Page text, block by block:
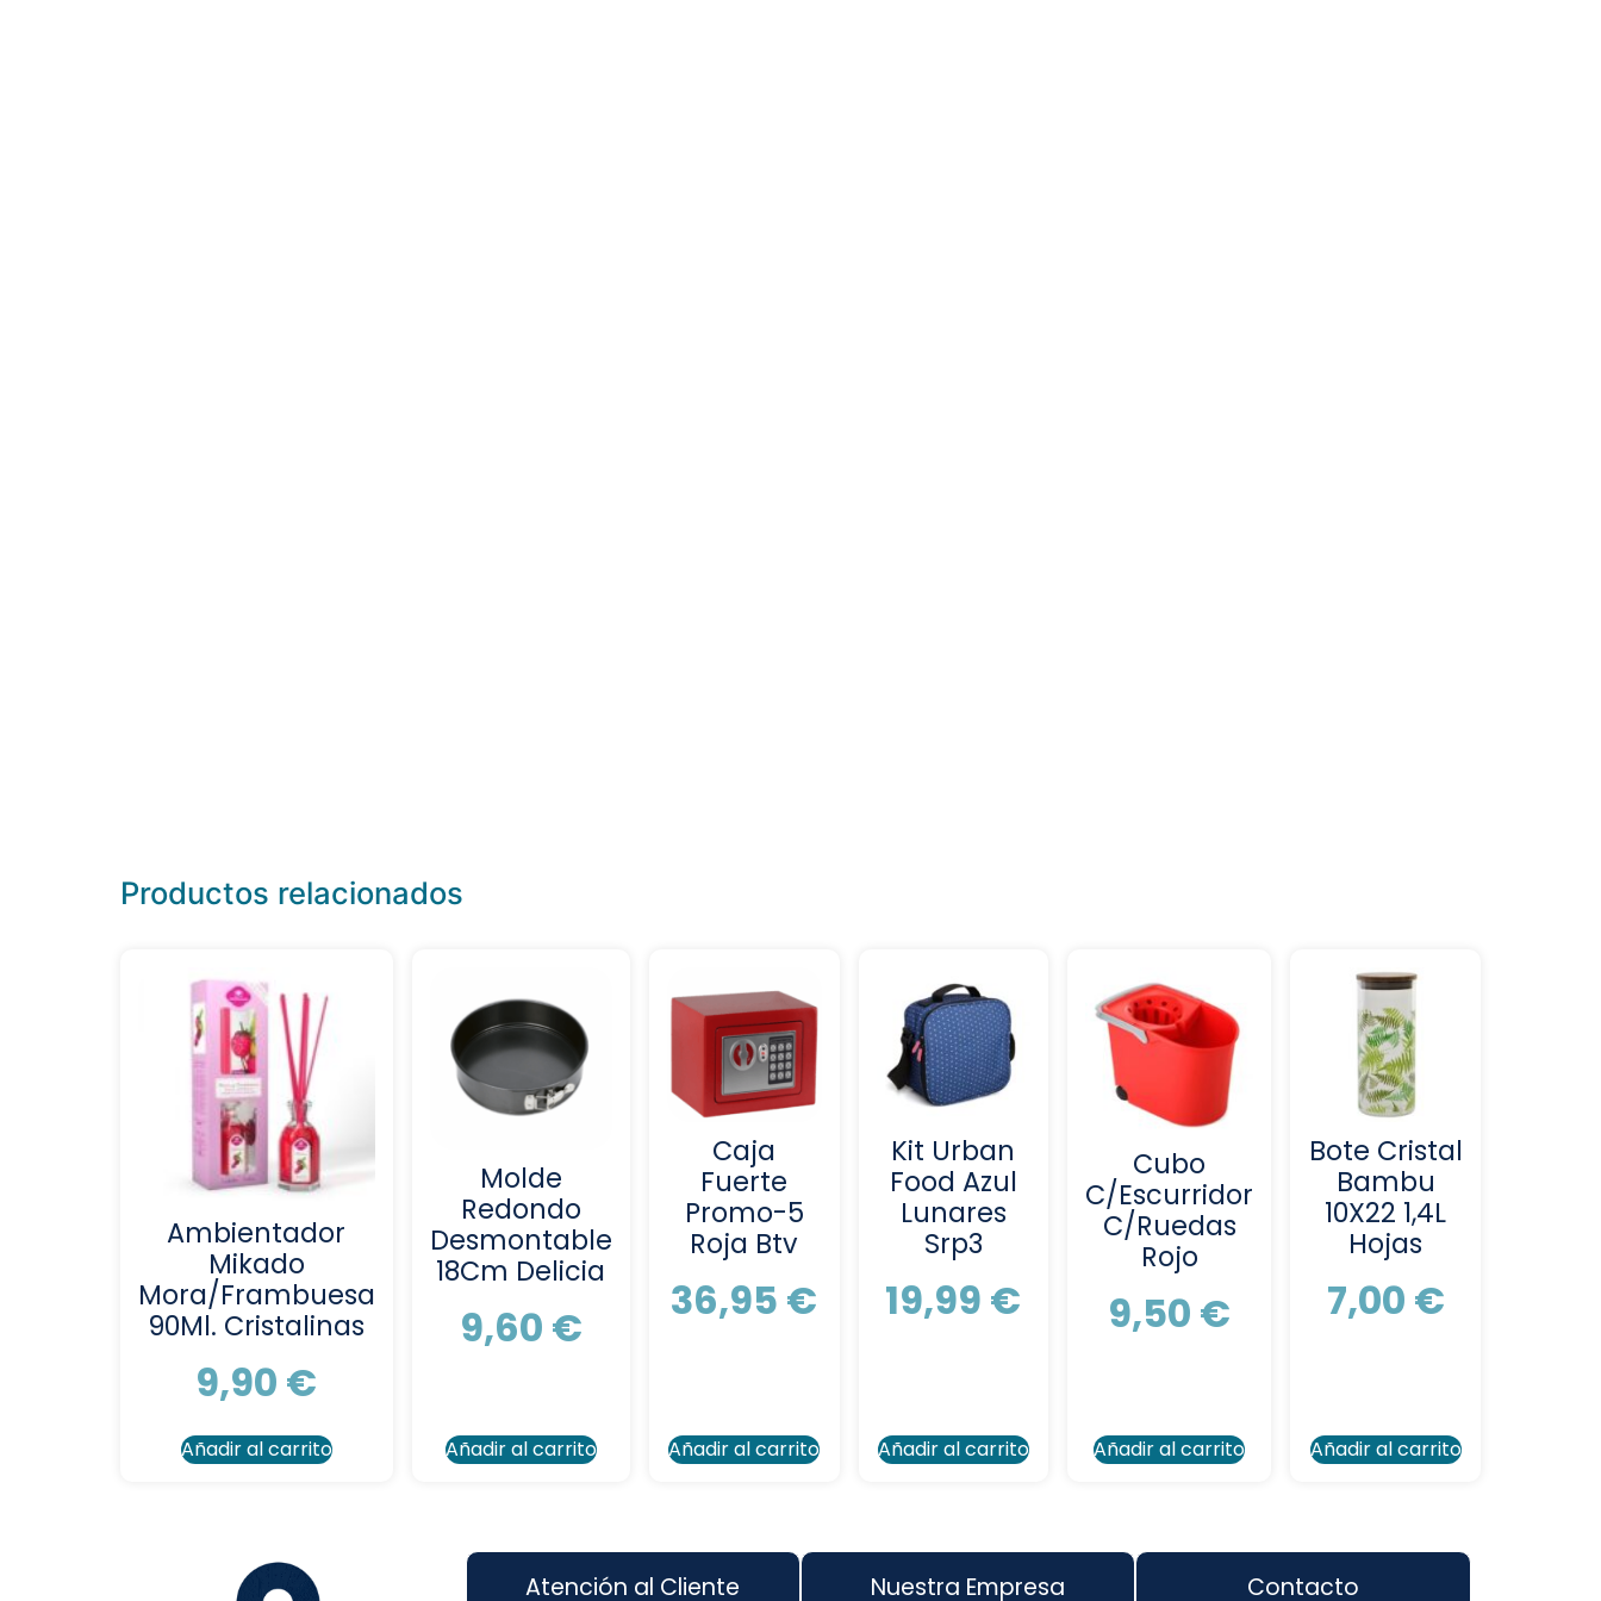
Productos relacionados
Ambientador
Mikado
Mora/Frambuesa
90Ml. Cristalinas
9,90 €
Añadir al carrito
Molde
Redondo
Desmontable
18Cm Delicia
9,60 €
Añadir al carrito
Caja
Fuerte
Promo-5
Roja Btv
36,95 €
Añadir al carrito
Kit Urban
Food Azul
Lunares
Srp3
19,99 €
Añadir al carrito
Cubo
C/Escurridor
C/Ruedas
Rojo
9,50 €
Añadir al carrito
Bote Cristal
Bambu
10X22 1,4L
Hojas
7,00 €
Añadir al carrito
Atención al Cliente Nuestra Empresa Contacto